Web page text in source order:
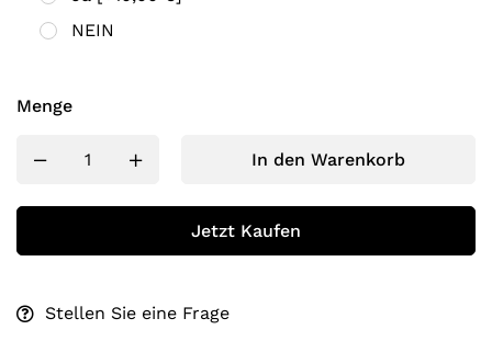
NEIN
Menge
In den Warenkorb
Jetzt Kaufen
Stellen Sie eine Frage